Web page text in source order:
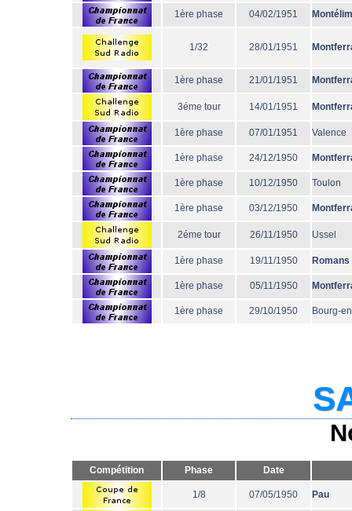
1ère phase 04/02/1951
1/32 28/01/1951
1ère phase 21/01/1951
3éme tour 14/01/1951
1ère phase 07/01/1951 Valence
1ère phase 24/12/1950
1ère phase 10/12/1950 Toulon
1ère phase 03/12/1950
2éme tour 26/11/1950 Ussel
1ère phase 19/11/1950 Romans
1ère phase 05/11/1950
1ère phase 29/10/1950 Bourg-
Compétition Phase Date
1/8 07/05/1950 Pau